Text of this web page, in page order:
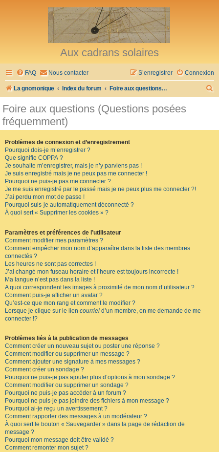
Aux cadrans solaires
FAQ Nous contacter Connexion
S’enregistrer
La gnomonique Index du forum Foire aux questions (Questions posées fréquemment)
Foire aux questions (Questions posées
fréquemment)
Problèmes de connexion et d’enregistrement
Pourquoi dois-je m’enregistrer ?
Que signifie COPPA ?
Je souhaite m’enregistrer, mais je n’y parviens pas !
Je suis enregistré mais je ne peux pas me connecter !
Pourquoi ne puis-je pas me connecter ?
Je me suis enregistré par le passé mais je ne peux plus me connecter ?!
J’ai perdu mon mot de passe !
Pourquoi suis-je automatiquement déconnecté ?
À quoi sert « Supprimer les cookies » ?
Paramètres et préférences de l’utilisateur
Comment modifier mes paramètres ?
Comment empêcher mon nom d’apparaître dans la liste des membres
connectés ?
Les heures ne sont pas correctes !
J’ai changé mon fuseau horaire et l’heure est toujours incorrecte !
Ma langue n’est pas dans la liste !
A quoi correspondent les images à proximité de mon nom d’utilisateur ?
Comment puis-je afficher un avatar ?
Qu’est-ce que mon rang et comment le modifier ?
Lorsque je clique sur le lien courriel d’un membre, on me demande de me
connecter !?
Problèmes liés à la publication de messages
Comment créer un nouveau sujet ou poster une réponse ?
Comment modifier ou supprimer un message ?
Comment ajouter une signature à mes messages ?
Comment créer un sondage ?
Pourquoi ne puis-je pas ajouter plus d’options à mon sondage ?
Comment modifier ou supprimer un sondage ?
Pourquoi ne puis-je pas accéder à un forum ?
Pourquoi ne puis-je pas joindre des fichiers à mon message ?
Pourquoi ai-je reçu un avertissement ?
Comment rapporter des messages à un modérateur ?
À quoi sert le bouton « Sauvegarder » dans la page de rédaction de
message ?
Pourquoi mon message doit être validé ?
Comment remonter mon sujet ?